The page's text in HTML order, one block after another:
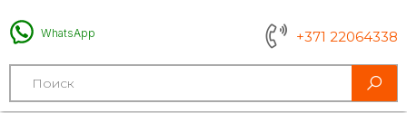
WhatsApp +371 22064338
Search